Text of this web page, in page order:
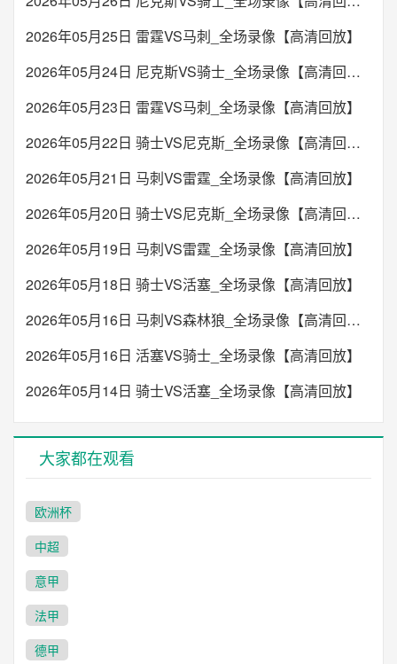
2026年05月25日 雷霆VS马刺_全场录像【高清回放】
2026年05月24日 尼克斯VS骑士_全场录像【高清回放】
2026年05月23日 雷霆VS马刺_全场录像【高清回放】
2026年05月22日 骑士VS尼克斯_全场录像【高清回放】
2026年05月21日 马刺VS雷霆_全场录像【高清回放】
2026年05月20日 骑士VS尼克斯_全场录像【高清回放】
2026年05月19日 马刺VS雷霆_全场录像【高清回放】
2026年05月18日 骑士VS活塞_全场录像【高清回放】
2026年05月16日 马刺VS森林狼_全场录像【高清回放】
2026年05月16日 活塞VS骑士_全场录像【高清回放】
2026年05月14日 骑士VS活塞_全场录像【高清回放】
大家都在观看
欧洲杯
中超
意甲
法甲
德甲